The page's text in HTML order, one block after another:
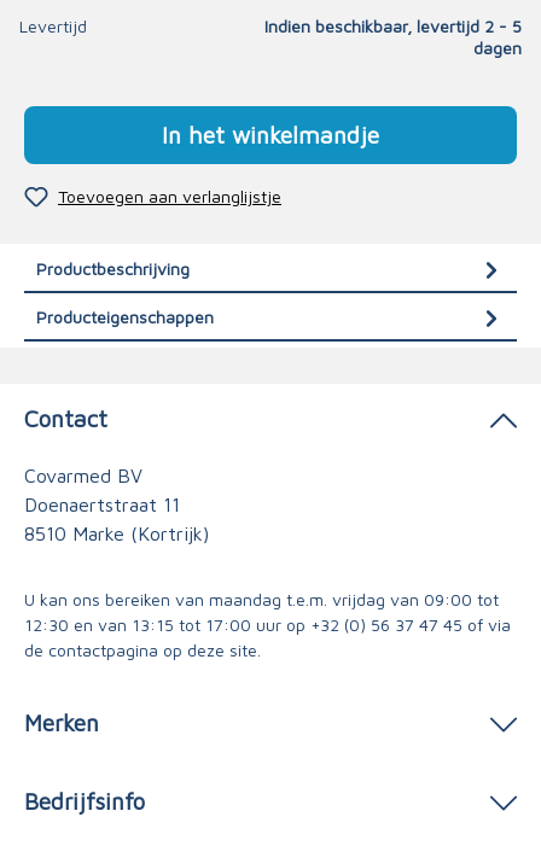
Levertijd
Indien beschikbaar, levertijd 2 - 5
dagen
In het winkelmandje
Toevoegen aan verlanglijstje
Productbeschrijving
Producteigenschappen
Contact
Covarmed BV
Doenaertstraat 11
8510 Marke (Kortrijk)
U kan ons bereiken van maandag t.e.m. vrijdag van 09:00 tot
12:30 en van 13:15 tot 17:00 uur op +32 (0) 56 37 47 45 of via
de contactpagina op deze site.
Merken
Bedrijfsinfo